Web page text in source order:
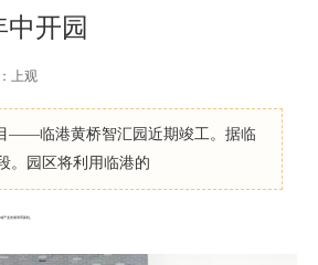
开园
上观
——临港黄桥智汇园近期竣工。据临
。园区将利用临港的
产业发展孕育新机。